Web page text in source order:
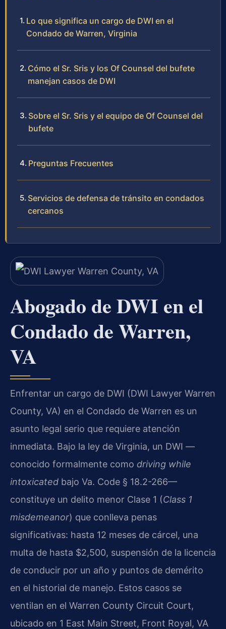
Lo que significa un cargo de DWI en el
Condado de Warren, Virginia
Cómo el Sr. Sris y los Of Counsel del bufete
manejan casos de DWI
Sobre el Sr. Sris y el equipo de Of Counsel del
bufete
Preguntas Frecuentes
Servicios de defensa de tránsito en condados
cercanos
Abogado de DWI en el
Condado de Warren,
VA
Enfrentar un cargo de DWI (DWI Lawyer Warren
County, VA) en el Condado de Warren es un
asunto legal serio que requiere atención
inmediata. Bajo la ley de Virginia, un DWI —
conocido formalmente como driving while
intoxicated bajo Va. Code § 18.2-266—
constituye un delito menor Clase 1 (Class 1
misdemeanor) que conlleva penas
significativas: hasta 12 meses de cárcel, una
multa de hasta $2,500, suspensión de la licencia
de conducir por un año y puntos de demérito
en el historial de manejo. Estos casos se
ventilan en el Warren County Circuit Court,
ubicado en 1 East Main Street, Front Royal, VA